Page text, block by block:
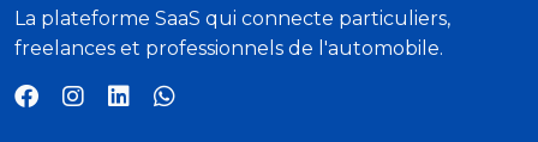
La plateforme SaaS qui connecte particuliers,
freelances et professionnels de l'automobile.